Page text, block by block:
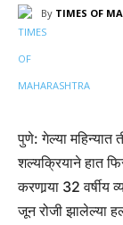
By TIMES OF
पुणे: गेल्या महिन्यात
शल्यक्रियाने हात
करणार्‍या 32 वर्षीय
जून रोजी झालेल्या